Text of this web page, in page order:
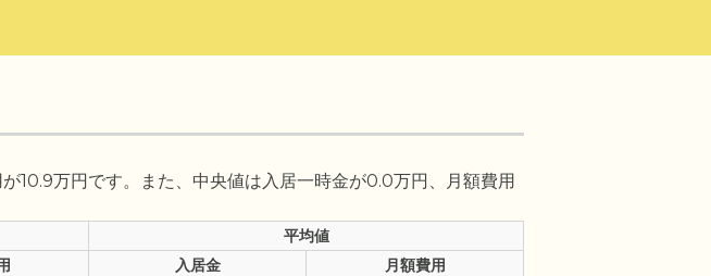
10.9万円です。また、中央値は入居一時金が0.0万円、月額費用
平均値
入居金 月額費用